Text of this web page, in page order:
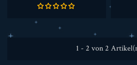
1 - 2 von 2